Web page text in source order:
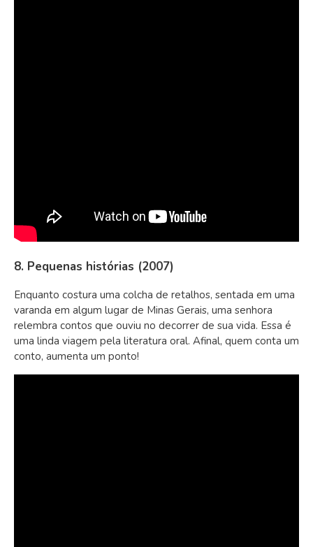
8. Pequenas histórias (2007)
Enquanto costura uma colcha de retalhos, sentada em uma
varanda em algum lugar de Minas Gerais, uma senhora
relembra contos que ouviu no decorrer de sua vida. Essa é
uma linda viagem pela literatura oral. Afinal, quem conta um
conto, aumenta um ponto!